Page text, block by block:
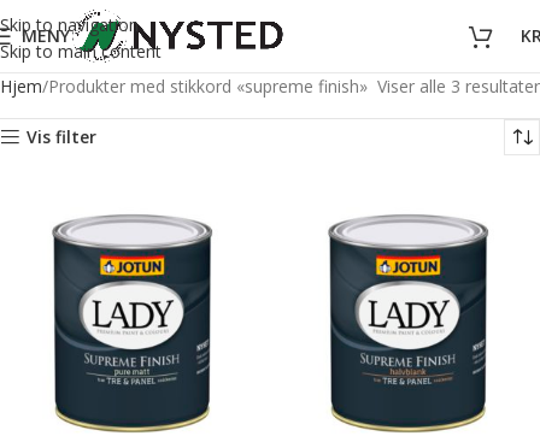
Skip to navigation
Skip to main content
MENY
Hjem Produkter med stikkord «supreme finish» Viser alle 3 resultater
Vis filter